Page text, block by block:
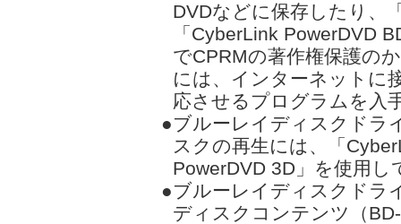
DVDなどに保存したり、
「CyberLink PowerDVD
でCPRMの著作権保護の
には、インターネットに
応させるプログラムを入
●ブルーレイディスクドラ
スクの再生には、「
PowerDVD 3D」を使用し
●ブルーレイディスクドラ
ディスクコンテンツ（